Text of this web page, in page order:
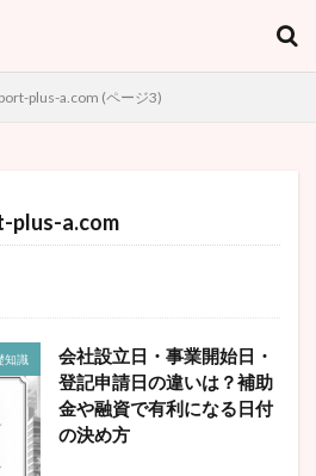
plus-a.com (ページ3)
plus-a.com
知識
会社設立日・事業開始日・
登記申請日の違いは？補助
金や融資で有利になる日付
の決め方
ット
ランニングコスト
立 一人親方
一般社団法人
事業目的の書き方
取締役等住所非表示措置